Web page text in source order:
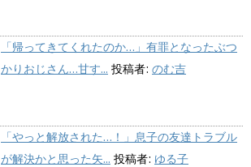
「帰ってきてくれたのか…」有罪となったぶつ
かりおじさん…甘す... 投稿者: のむ吉
「やっと解放された…！」息子の友達トラブル
が解決かと思った矢... 投稿者: ゆる子